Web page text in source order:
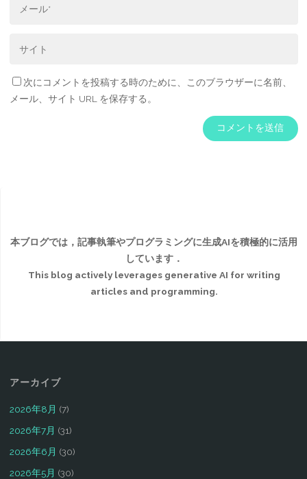
次にコメントを投稿する時のために、このブラウザーに名前、
メール、サイト URL を保存する。
本ブログでは，記事執筆やプログラミングに生成AIを積極的に活用
しています．
This blog actively leverages generative AI for writing
articles and programming.
アーカイブ
2026年8月 (7)
2026年7月 (31)
2026年6月 (30)
2026年5月 (30)